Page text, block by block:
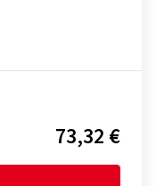
73,32 €